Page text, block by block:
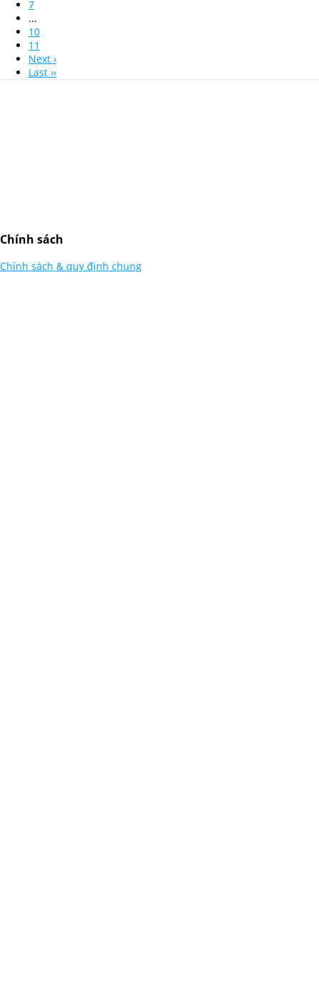
7
...
10
11
Next ›
Last ››
Chính sách
Chính sách & quy định chung
Thiết Kế Website